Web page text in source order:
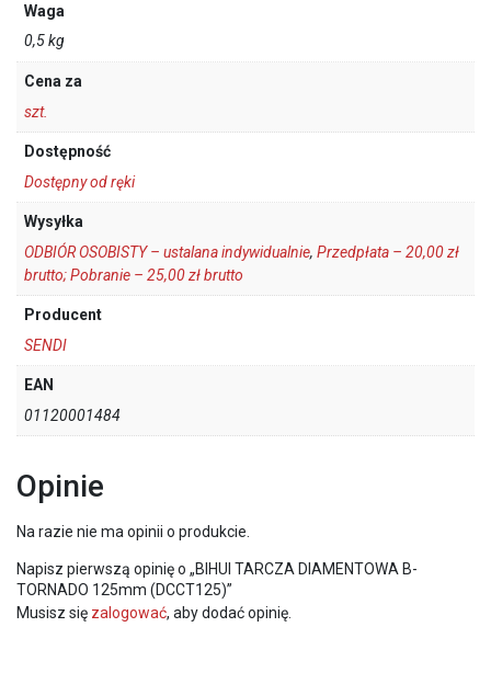
Waga
0,5 kg
Cena za
szt.
Dostępność
Dostępny od ręki
Wysyłka
ODBIÓR OSOBISTY – ustalana indywidualnie, Przedpłata – 20,00 zł
brutto; Pobranie – 25,00 zł brutto
Producent
SENDI
EAN
01120001484
Opinie
Na razie nie ma opinii o produkcie.
Napisz pierwszą opinię o „BIHUI TARCZA DIAMENTOWA B-
TORNADO 125mm (DCCT125)”
Musisz się zalogować, aby dodać opinię.